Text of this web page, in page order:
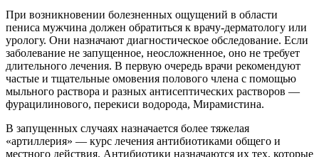
При возникновении болезненных ощущений в области
пениса мужчина должен обратиться к врачу-дерматологу или
урологу. Они назначают диагностическое обследование. Если
заболевание не запущенное, неосложненное, оно не требует
длительного лечения. В первую очередь врачи рекомендуют
частые и тщательные омовения полового члена с помощью
мыльного раствора и разных антисептических растворов —
фурацилинового, перекиси водорода, Мирамистина.
В запущенных случаях назначается более тяжелая
«артиллерия» — курс лечения антибиотиками общего и
местного действия. Антибиотики назначаются их тех, которые